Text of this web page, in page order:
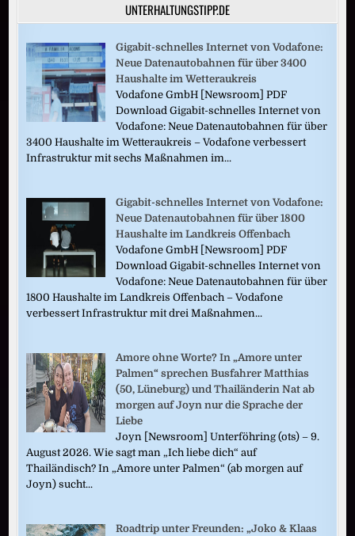
UNTERHALTUNGSTIPP.DE
Gigabit-schnelles Internet von Vodafone:
Neue Datenautobahnen für über 3400
Haushalte im Wetteraukreis
Vodafone GmbH [Newsroom] PDF
Download Gigabit-schnelles Internet von
Vodafone: Neue Datenautobahnen für über
3400 Haushalte im Wetteraukreis – Vodafone verbessert
Infrastruktur mit sechs Maßnahmen im...
Gigabit-schnelles Internet von Vodafone:
Neue Datenautobahnen für über 1800
Haushalte im Landkreis Offenbach
Vodafone GmbH [Newsroom] PDF
Download Gigabit-schnelles Internet von
Vodafone: Neue Datenautobahnen für über
1800 Haushalte im Landkreis Offenbach – Vodafone
verbessert Infrastruktur mit drei Maßnahmen...
Amore ohne Worte? In „Amore unter
Palmen“ sprechen Busfahrer Matthias
(50, Lüneburg) und Thailänderin Nat ab
morgen auf Joyn nur die Sprache der
Liebe
Joyn [Newsroom] Unterföhring (ots) – 9.
August 2026. Wie sagt man „Ich liebe dich“ auf
Thailändisch? In „Amore unter Palmen“ (ab morgen auf
Joyn) sucht...
Roadtrip unter Freunden: „Joko & Klaas